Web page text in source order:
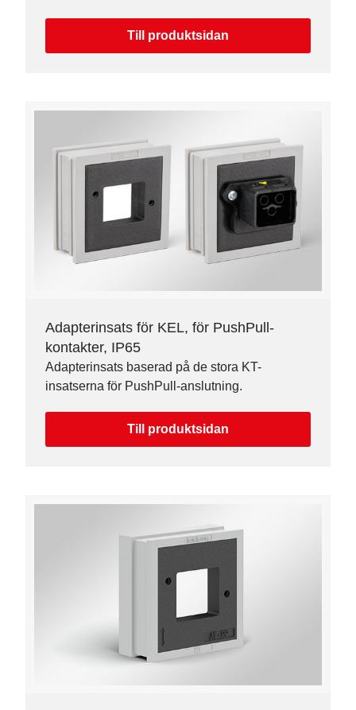
Till produktsidan
Adapterinsats för KEL, för PushPull-
kontakter, IP65
Adapterinsats baserad på de stora KT-
insatserna för PushPull-anslutning.
Till produktsidan